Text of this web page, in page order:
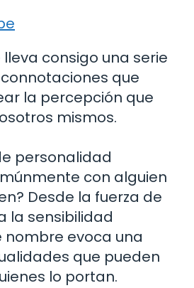
consigo una serie
que
la percepción que
mismos.
personalidad
con alguien
Desde la fuerza de
la sensibilidad
nombre evoca una
que pueden
lo portan.